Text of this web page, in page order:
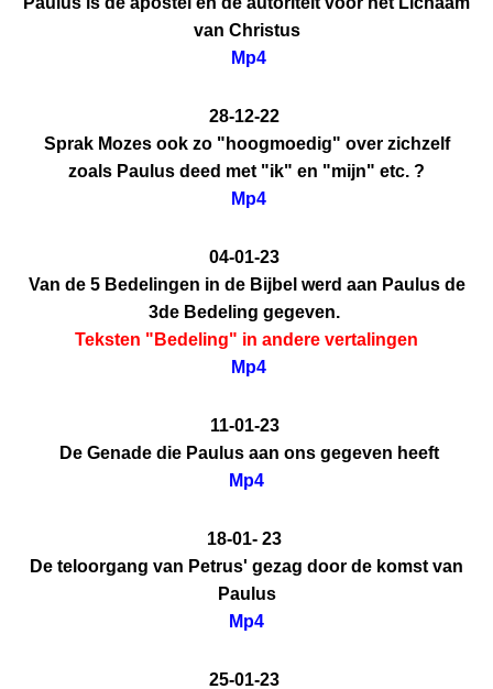
van Christus
Mp4
28-12-22
Sprak Mozes ook zo "hoogmoedig" over zichzelf
zoals Paulus deed met "ik" en "mijn" etc. ?
Mp4
04-01-23
Van de 5 Bedelingen in de Bijbel werd aan Paulus de
3de Bedeling gegeven.
Teksten "Bedeling" in andere vertalingen
Mp4
11-01-23
De Genade die Paulus aan ons gegeven heeft
Mp4
18-01- 23
De teloorgang van Petrus' gezag door de komst van
Paulus
Mp4
25-01-23